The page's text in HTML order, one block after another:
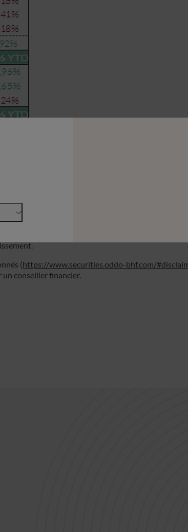
et ne constituent en aucun cas une offre,
à être utilisées par les clients de la Banque
(https://www.securities.oddo-bhf.com/
conseiller financier.